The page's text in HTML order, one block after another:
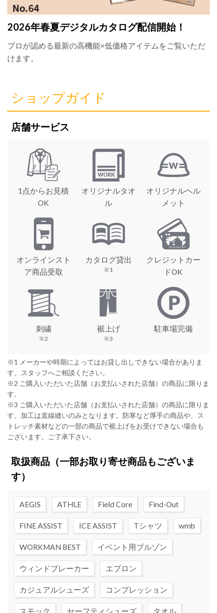
2026年春夏デジタルカタログ配信開始！
プロが認める最新の高機能×低価格アイテムをご覧いただ
けます。
ショップガイド
店舗サービス
1点からお見積
OK
オリジナルタオ
ル
オリジナルヘル
メット
オンラインスト
ア商品受取
カタログ貸出
※1
クレジットカー
ドOK
刺繍
※2
裾上げ
※3
駐車場完備
※1 メーカーや時期によってはお貸し出しできない場合がありま
す。スタッフへご相談ください。
※2 ご購入いただいた店舗（お支払いされた店舗）の商品に限りま
す。
※3 ご購入いただいた店舗（お支払いされた店舗）の商品に限りま
す。加工は直線縫いのみとなります。防寒など厚手の商品や、ス
トレッチ素材などの一部の商品で裾上げをお受けできない場合も
ございます。ご了承下さい。
取扱商品（一部お取り寄せ商品もございま
す）
AEGIS ATHLE Field Core Find-Out
FINE ASSIST ICE ASSIST Tシャツ wmb
WORKMAN BEST イベント用ブルゾン
ウィンドブレーカー エプロン
カジュアルシューズ コンプレッション
スモック セーフティシューズ タオル